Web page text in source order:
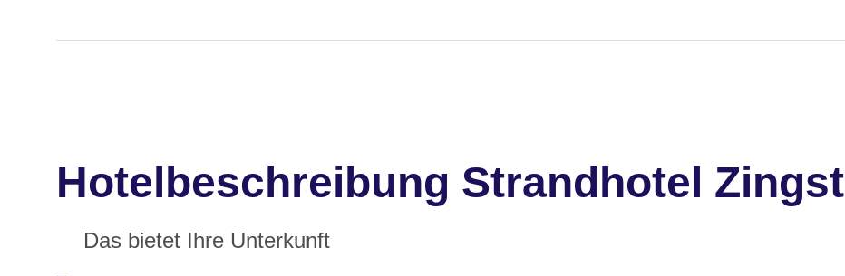
Hotelbeschreibung Strandhotel Zingst
Das bietet Ihre Unterkunft